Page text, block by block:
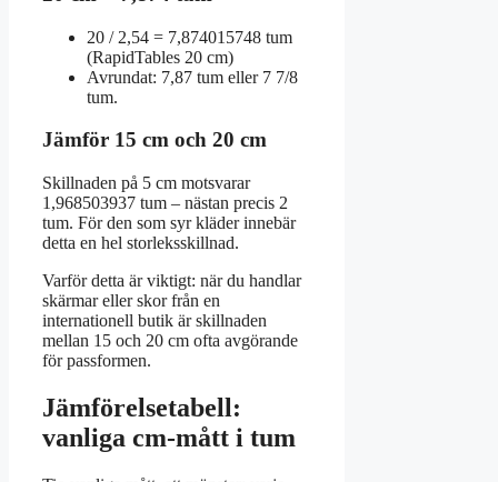
20 / 2,54 = 7,874015748 tum
(RapidTables 20 cm)
Avrundat: 7,87 tum eller 7 7/8
tum.
Jämför 15 cm och 20 cm
Skillnaden på 5 cm motsvarar
1,968503937 tum – nästan precis 2
tum. För den som syr kläder innebär
detta en hel storleksskillnad.
Varför detta är viktigt: när du handlar
skärmar eller skor från en
internationell butik är skillnaden
mellan 15 och 20 cm ofta avgörande
för passformen.
Jämförelsetabell:
vanliga cm-mått i tum